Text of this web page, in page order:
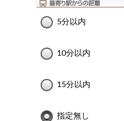
5分以内
10分以内
15分以内
指定無し